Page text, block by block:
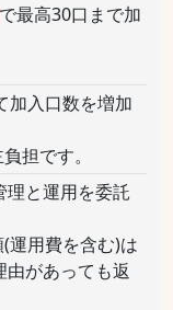
で最高30口 まで加
加入口数を増加
担です。
理と運用を委託
運用費を含む)は
があっても返